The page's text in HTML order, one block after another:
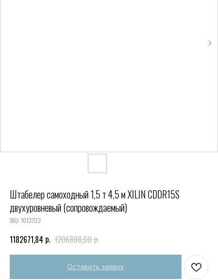
Штабелер самоходный 1,5 т 4,5 м XILIN CDDR15S
двухуровневый (сопровождаемый)
SKU:1013703
1182671,84 р. 1206808,00р.
Оставить заявку